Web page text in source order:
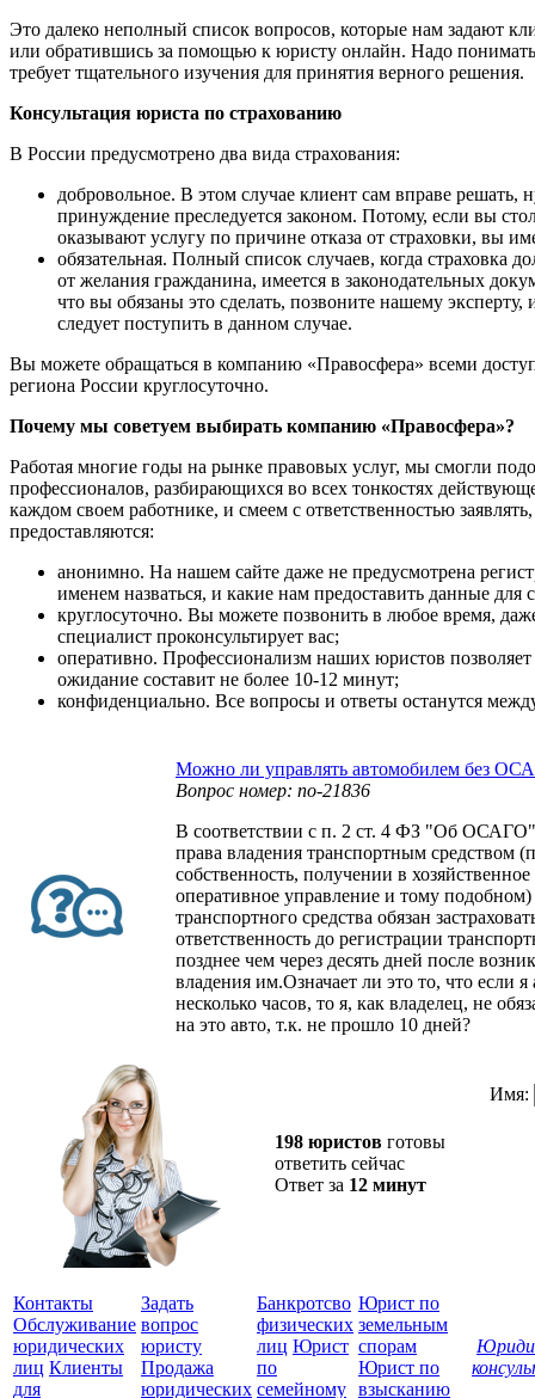
Это далеко неполный список вопросов, которые нам задают
или обратившись за помощью к юристу онлайн. Надо
требует тщательного изучения для принятия верного решения.
Консультация юриста по страхованию
В России предусмотрено два вида страхования:
добровольное. В этом случае клиент сам вправе
принуждение преследуется законом. Потому, если вы
оказывают услугу по причине отказа от страховки, вы
обязательная. Полный список случаев, когда страховка
от желания гражданина, имеется в законодательных
что вы обязаны это сделать, позвоните нашему эксперту,
следует поступить в данном случае.
Вы можете обращаться в компанию «Правосфера» всеми
региона России круглосуточно.
Почему мы советуем выбирать компанию «Правосфера»?
Работая многие годы на рынке правовых услуг, мы смогли
профессионалов, разбирающихся во всех тонкостях
каждом своем работнике, и смеем с ответственностью
предоставляются:
анонимно. На нашем сайте даже не предусмотрена
именем назваться, и какие нам предоставить данные для
круглосуточно. Вы можете позвонить в любое время,
специалист проконсультирует вас;
оперативно. Профессионализм наших юристов позволяет
ожидание составит не более 10-12 минут;
конфиденциально. Все вопросы и ответы останутся
Можно ли управлять автомобилем без
Вопрос номер: no-21836
В соответствии с п. 2 ст. 4 ФЗ "Об
права владения транспортным средством
собственность, получении в
оперативное управление и тому подобном)
транспортного средства обязан
ответственность до регистрации
позднее чем через десять дней после
владения им.Означает ли это то, что если
несколько часов, то я, как владелец, не
на это авто, т.к. не прошло 10 дней?
198 юристов готовы
ответить сейчас
Ответ за 12 минут
Имя:
Контакты
Обслуживание
юридических
лиц Клиенты
для
Задать
вопрос
юристу
Продажа
юридических
Банкротсво
физических
лиц Юрист
по
семейному
Юрист по
земельным
спорам
Юрист по
взысканию